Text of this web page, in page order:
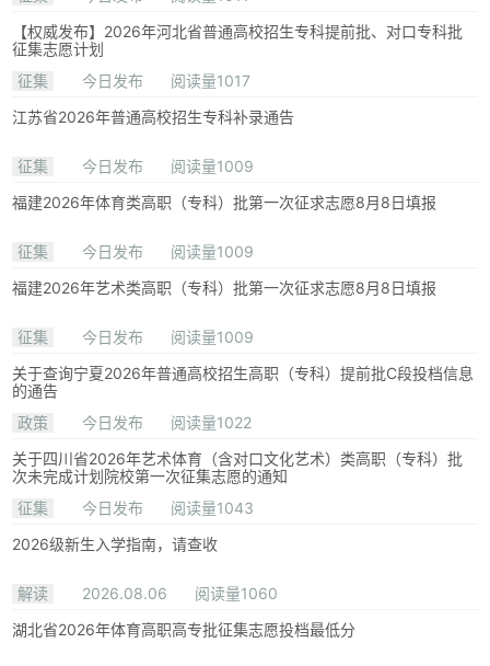
【权威发布】2026年河北省普通高校招生专科提前批、对口专科批
征集志愿计划
征集
今日发布
阅读量1017
江苏省2026年普通高校招生专科补录通告
征集 今日发布
阅读量1009
福建2026年体育类高职（专科）批第一次征求志愿8月8日填报
征集 今日发布
阅读量1009
福建2026年艺术类高职（专科）批第一次征求志愿8月8日填报
征集 今日发布
阅读量1009
关于查询宁夏2026年普通高校招生高职（专科）提前批C段投档信息
的通告
政策
今日发布
阅读量1022
关于四川省2026年艺术体育（含对口文化艺术）类高职（专科）批
次未完成计划院校第一次征集志愿的通知
征集
今日发布
阅读量1043
2026级新生入学指南，请查收
解读 2026.08.06
阅读量1060
湖北省2026年体育高职高专批征集志愿投档最低分